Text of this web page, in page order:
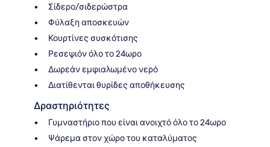
Σίδερο/σιδερώστρα
Φύλαξη αποσκευών
Κουρτίνες συσκότισης
Ρεσεψιόν όλο το 24ωρο
Δωρεάν εμφιαλωμένο νερό
Διατίθενται θυρίδες αποθήκευσης
Δραστηριότητες
Γυμναστήριο που είναι ανοιχτό όλο το 24ωρο
Ψάρεμα στον χώρο του καταλύματος